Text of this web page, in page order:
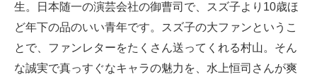
生。日本随一の演芸会社の御曹司で、スズ子より10歳ほ
ど年下の品のいい青年です。スズ子の大ファンというこ
とで、ファンレターをたくさん送ってくれる村山。そん
な誠実で真っすぐなキャラの魅力を、水上恒司さんが爽